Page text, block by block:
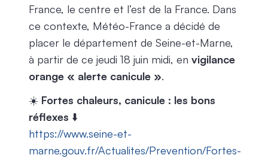
France, le centre et l’est de la France. Dans
ce contexte, Météo-France a décidé de
placer le département de Seine-et-Marne,
à partir de ce jeudi 18 juin midi, en vigilance
orange « alerte canicule ».
☀️ Fortes chaleurs, canicule : les bons
réflexes ⬇️
https://www.seine-et-
marne.gouv.fr/Actualites/Prevention/Fortes-